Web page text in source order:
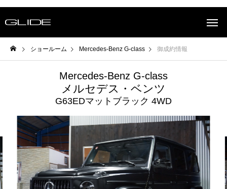
ショールーム Mercedes-Benz G-class 御成約情報
Mercedes-Benz G-class
メルセデス・ベンツ
G63EDマットブラック 4WD